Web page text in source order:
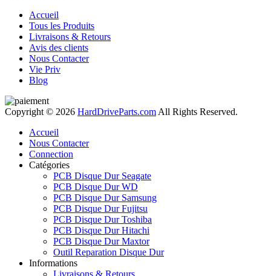
Accueil
Tous les Produits
Livraisons & Retours
Avis des clients
Nous Contacter
Vie Priv
Blog
Copyright © 2026 HardDriveParts.com All Rights Reserved.
Accueil
Nous Contacter
Connection
Catégories
PCB Disque Dur Seagate
PCB Disque Dur WD
PCB Disque Dur Samsung
PCB Disque Dur Fujitsu
PCB Disque Dur Toshiba
PCB Disque Dur Hitachi
PCB Disque Dur Maxtor
Outil Reparation Disque Dur
Informations
Livraisons & Retours